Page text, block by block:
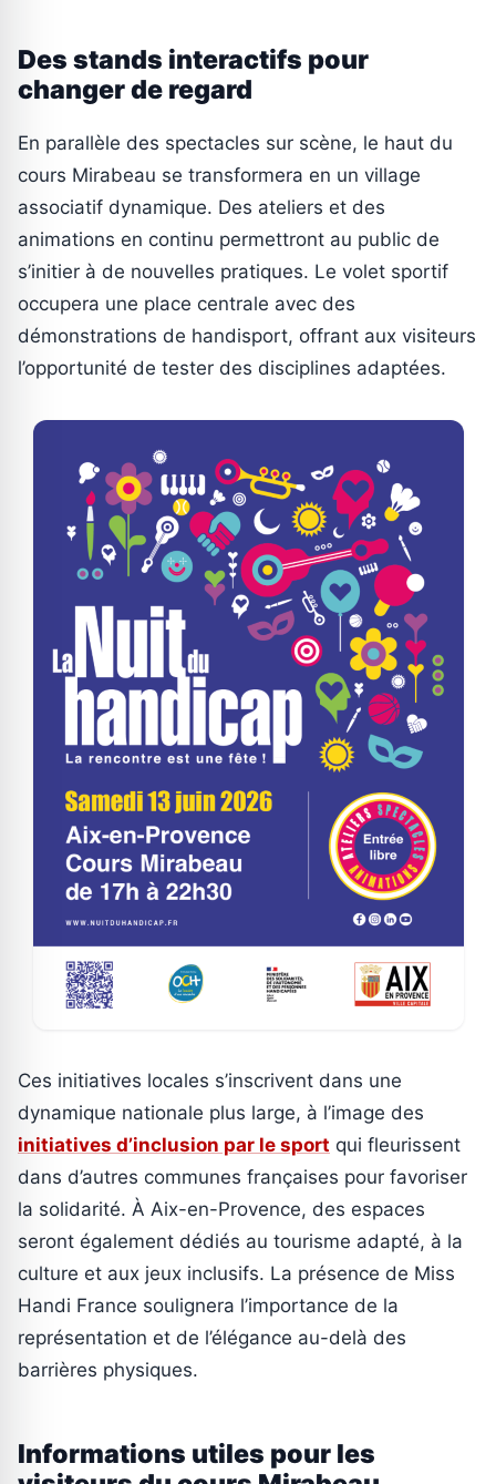
Des stands interactifs pour
changer de regard
En parallèle des spectacles sur scène, le haut du
cours Mirabeau se transformera en un village
associatif dynamique. Des ateliers et des
animations en continu permettront au public de
s’initier à de nouvelles pratiques. Le volet sportif
occupera une place centrale avec des
démonstrations de handisport, offrant aux visiteurs
l’opportunité de tester des disciplines adaptées.
Ces initiatives locales s’inscrivent dans une
dynamique nationale plus large, à l’image des
initiatives d’inclusion par le sport qui fleurissent
dans d’autres communes françaises pour favoriser
la solidarité. À Aix-en-Provence, des espaces
seront également dédiés au tourisme adapté, à la
culture et aux jeux inclusifs. La présence de Miss
Handi France soulignera l’importance de la
représentation et de l’élégance au-delà des
barrières physiques.
Informations utiles pour les